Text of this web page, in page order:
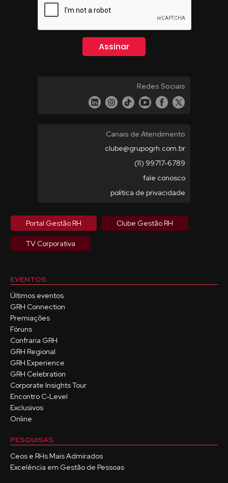
Redes Sociais
Canais de Atendimento
clube@grupogrh.com.br
(11) 99717-6789
fale conosco
política de privacidade
Portal Gestão RH Clube Gestão RH
TV Corporativa
EVENTOS
Últimos eventos
GRH Connection
Premiações
Fóruns
Confraria GRH
GRH Regional
GRH Experience
GRH Celebration
Corporate Insights Tour
Encontro C-Level
Exclusivos
Online
PESQUISAS
Ceos e RHs Mais Admirados
Excelência em Gestão de Pessoas